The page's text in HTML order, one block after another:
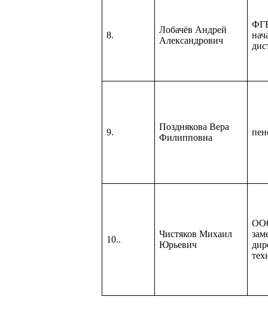
8.
Лобачёв Андрей
Александрович
9.
Позднякова Вера
Филипповна
10..
Чистяков Михаил
Юрьевич